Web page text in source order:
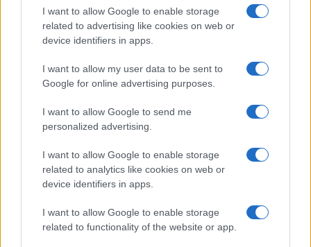
I want to allow Google to enable storage
related to advertising like cookies on web or
device identifiers in apps.
I want to allow my user data to be sent to
Google for online advertising purposes.
I want to allow Google to send me
personalized advertising.
I want to allow Google to enable storage
related to analytics like cookies on web or
device identifiers in apps.
I want to allow Google to enable storage
related to functionality of the website or app.